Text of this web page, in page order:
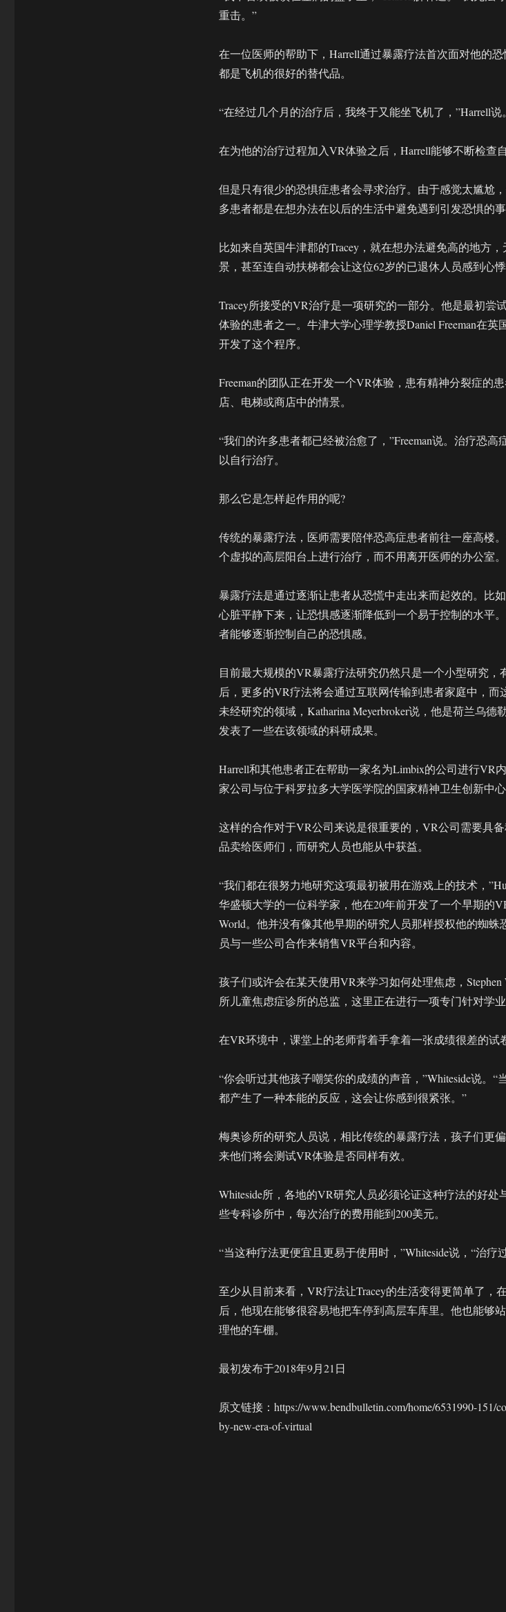
重击。”
在一位医师的帮助下，Harrell通过暴露疗法首次面对他的
都是飞机的很好的替代品。
“在经过几个月的治疗后，我终于又能坐飞机了，”Harrell说。
在为他的治疗过程加入VR体验之后，Harrell能够不断检查
但是只有很少的恐惧症患者会寻求治疗。由于感觉太尴尬
多患者都是在想办法在以后的生活中避免遇到引发恐惧的事
比如来自英国牛津郡的Tracey，就在想办法避免高的地方
景，甚至连自动扶梯都会让这位62岁的已退休人员感到心悸
Tracey所接受的VR治疗是一项研究的一部分。他是最初尝
体验的患者之一。牛津大学心理学教授Daniel Freeman在
开发了这个程序。
Freeman的团队正在开发一个VR体验，患有精神分裂症的
店、电梯或商店中的情景。
“我们的许多患者都已经被治愈了，”Freeman说。治疗恐
以自行治疗。
那么它是怎样起作用的呢?
传统的暴露疗法，医师需要陪伴恐高症患者前往一座高楼
个虚拟的高层阳台上进行治疗，而不用离开医师的办公室。
暴露疗法是通过逐渐让患者从恐慌中走出来而起效的。比
心脏平静下来，让恐惧感逐渐降低到一个易于控制的水平
者能够逐渐控制自己的恐惧感。
目前最大规模的VR暴露疗法研究仍然只是一个小型研究，
后，更多的VR疗法将会通过互联网传输到患者家庭中，而
未经研究的领域，Katharina Meyerbroker说，他是荷兰乌德
发表了一些在该领域的科研成果。
Harrell和其他患者正在帮助一家名为Limbix的公司进行VR
家公司与位于科罗拉多大学医学院的国家精神卫生创新中心
这样的合作对于VR公司来说是很重要的，VR公司需要具
品卖给医师们，而研究人员也能从中获益。
“我们都在很努力地研究这项最初被用在游戏上的技术，
华盛顿大学的一位科学家，他在20年前开发了一个早期的
World。他并没有像其他早期的研究人员那样授权他的蜘蛛
员与一些公司合作来销售VR平台和内容。
孩子们或许会在某天使用VR来学习如何处理焦虑，Stephen
所儿童焦虑症诊所的总监，这里正在进行一项专门针对学业
在VR环境中，课堂上的老师背着手拿着一张成绩很差的试
“你会听过其他孩子嘲笑你的成绩的声音，”Whiteside说。“
都产生了一种本能的反应，这会让你感到很紧张。”
梅奥诊所的研究人员说，相比传统的暴露疗法，孩子们更
来他们将会测试VR体验是否同样有效。
Whiteside所，各地的VR研究人员必须论证这种疗法的好处
些专科诊所中，每次治疗的费用能到200美元。
“当这种疗法更便宜且更易于使用时，”Whiteside说，“治疗
至少从目前来看，VR疗法让Tracey的生活变得更简单了，
后，他现在能够很容易地把车停到高层车库里。他也能够
理他的车棚。
最初发布于2018年9月21日
原文链接：https://www.bendbulletin.com/home/6531990-151/
by-new-era-of-virtual